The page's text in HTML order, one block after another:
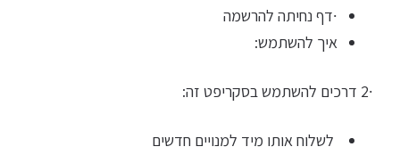
∙דף נחיתה להרשמה
איך להשתמש:
∙2 דרכים להשתמש בסקריפט זה:
לשלוח אותו מיד למנויים חדשים